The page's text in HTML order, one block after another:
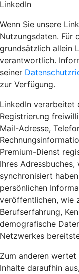
LinkedIn
Wenn Sie unsere
Nutzungsdaten. Für
grundsätzlich allein
verantwortlich.
seiner
zur Verfügung.
LinkedIn verarbeitet
Registrierung
Mail-Adresse,
Premium-Dienst
Ihres
synchronisiert
persönlichen
veröffentlichen, wie
Berufserfahrung,
demografische
Netzwerkes
Zum anderen
Inhalte daraufhin